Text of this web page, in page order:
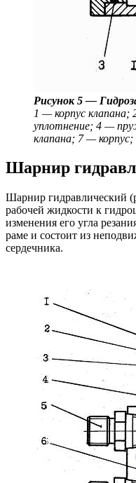
Рисунок 5 —
1 — корпус
уплотнение; 4 —
клапана; 7 —
Шарнир
Шарнир гидравлический
рабочей жидкости к
изменения его угла
раме и состоит из
сердечника.